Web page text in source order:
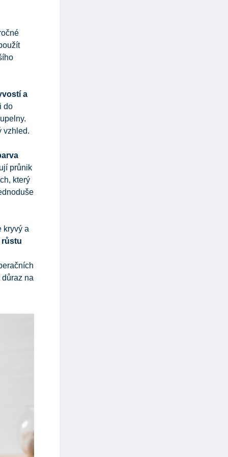
a
do
vzhled.
průnik
který
kryvý a
růstu
na